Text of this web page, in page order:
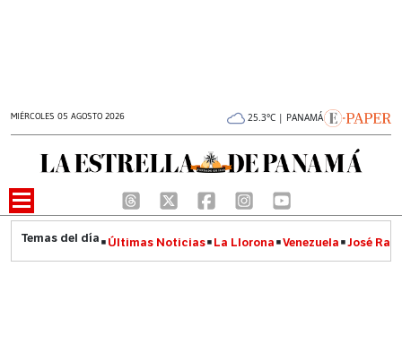
MIÉRCOLES 05 AGOSTO 2026 25.3°C | PANAMÁ
Últimas Noticias La Llorona Venezuela José